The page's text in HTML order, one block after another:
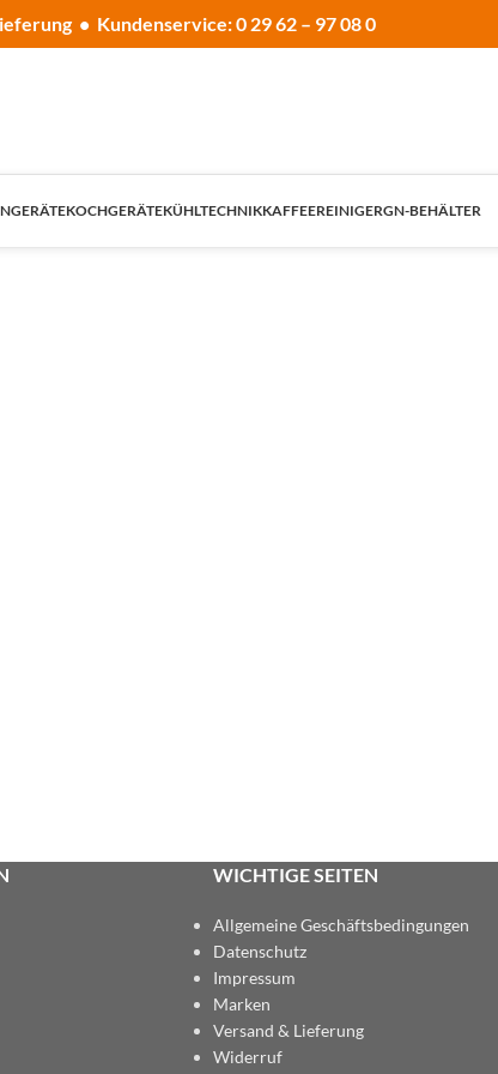
• Kundenservice: 0 29 62 – 97 08 0
KOCHGERÄTEKÜHLTECHNIKKAFFEEREINIGERGN-BEHÄLTER
WICHTIGE SEITEN
Allgemeine Geschäftsbedingungen
Datenschutz
Impressum
Marken
Versand & Lieferung
Widerruf